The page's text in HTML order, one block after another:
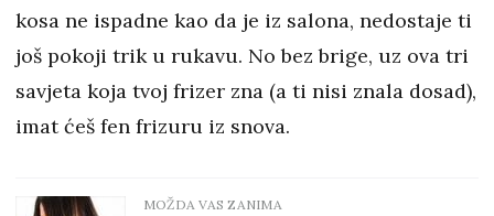
kosa ne ispadne kao da je iz salona, nedostaje ti
još pokoji trik u rukavu. No bez brige, uz ova tri
savjeta koja tvoj frizer zna (a ti nisi znala dosad),
imat ćeš fen frizuru iz snova.
MOŽDA VAS ZANIMA